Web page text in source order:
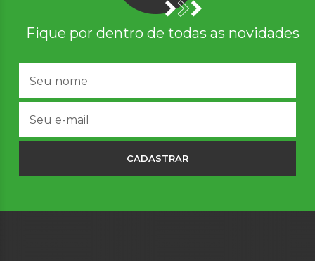
Fique por dentro de todas as novidades
CADASTRAR